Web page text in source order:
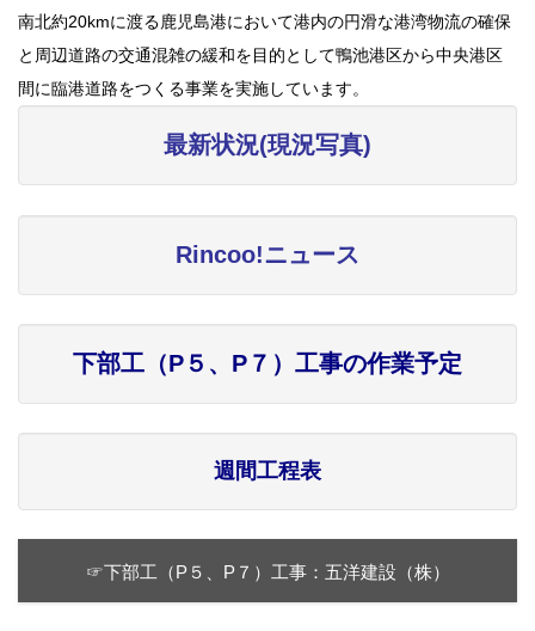
南北約20kmに渡る鹿児島港において港内の円滑な港湾物流の確保
と周辺道路の交通混雑の緩和を目的として鴨池港区から中央港区
間に臨港道路をつくる事業を実施しています。
最新状況(現況写真)
Rincoo!ニュース
下部工（P５、P７）工事の作業予定
週間工程表
☞下部工（P５、P７）工事：五洋建設（株）